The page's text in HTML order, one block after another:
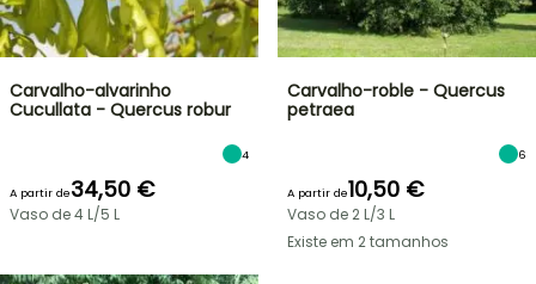
Carvalho-alvarinho
Cucullata - Quercus robur
4
A partir de34,50 €
Vaso de 4 L/5 L
Carvalho-roble - Quercus
petraea
6
A partir de10,50 €
Vaso de 2 L/3 L
Existe em 2 tamanhos